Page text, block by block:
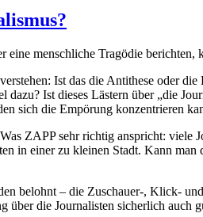
eine menschliche Tragödie
Ist das die Antithese oder
Ist dieses Lästern über „die
sich die Empörung konzentrieren
ZAPP sehr richtig anspricht: viele
in einer zu kleinen Stadt. Kann
belohnt – die Zuschauer-, Klick-
die Journalisten sicherlich auch